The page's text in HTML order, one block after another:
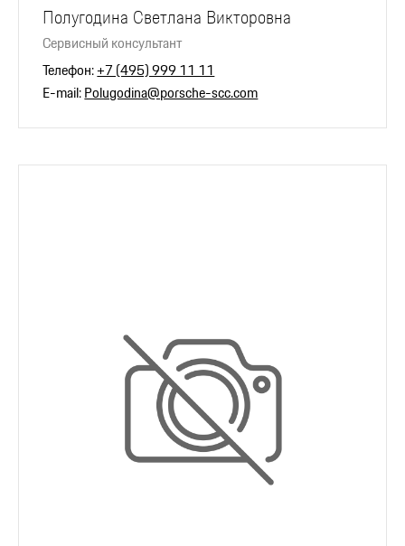
Полугодина Светлана Викторовна
Сервисный консультант
Телефон:+7 (495) 999 11 11
E-mail:Polugodina@porsche-scc.com